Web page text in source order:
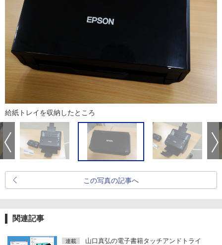
給紙トレイを収納したところ
この写真の記事へ
関連記事
連載 山口真弘の電子書籍タッチアンドトライ